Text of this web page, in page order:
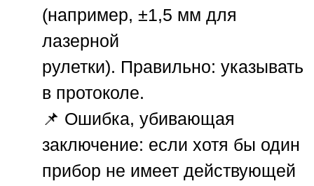
(например, ±1,5 мм для
лазерной
рулетки). Правильно: указывать
в протоколе.
📌 Ошибка, убивающая
заключение: если хотя бы один
прибор не имеет действующей